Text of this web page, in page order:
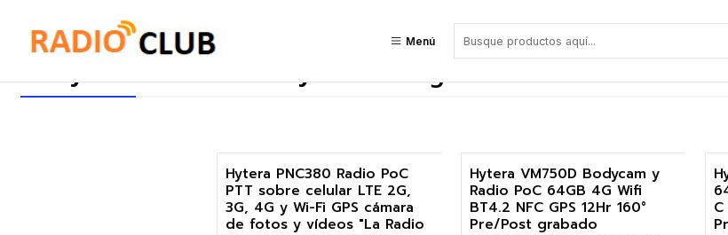
Menú
Bodycam CUMPLEN Ley 21659 Seguridad Privada del 21 Marzo de 2024
Bodycam CUMPLEN Ley 21659 Seguridad Privada del 21
-19%
Hytera PNC380 Radio PoC
PTT sobre celular LTE 2G,
3G, 4G y Wi-Fi GPS cámara
de fotos y vídeos "La Radio
-19%
Hytera VM750D Bodycam y
Radio PoC 64GB 4G Wifi
BT4.2 NFC GPS 12Hr 160°
Pre/Post grabado